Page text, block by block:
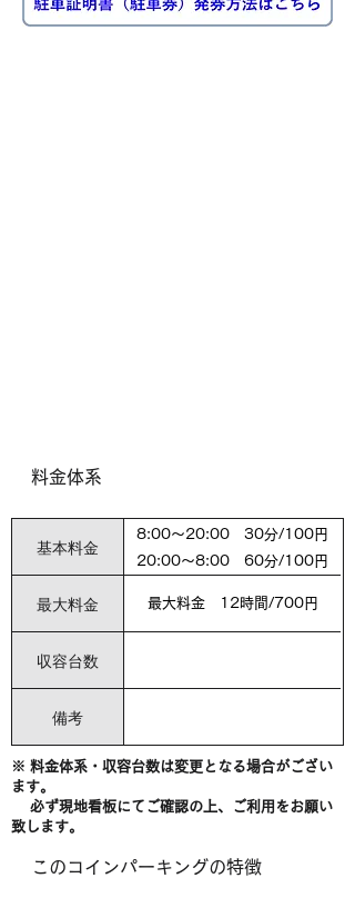
料金体系
基本料金
8:00～20:00 30分/100円
20:00～8:00 60分/100円
最大料金 最大料金 12時間/700円
収容台数
備考
※ 料金体系・収容台数は変更となる場合がござい
ます。
必ず現地看板にてご確認の上、ご利用をお願い
致します。
このコインパーキングの特徴